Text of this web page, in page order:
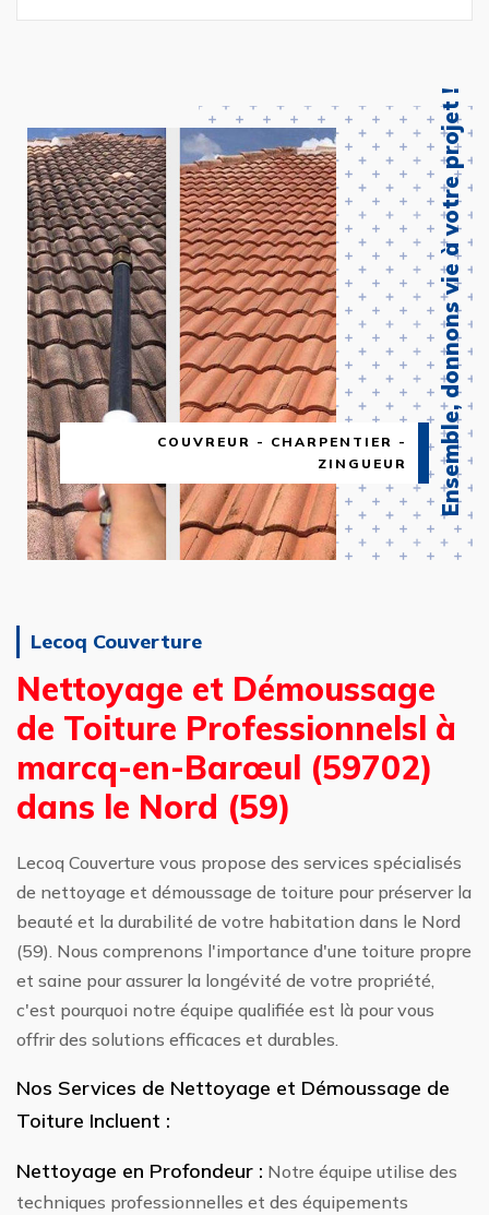
COUVREUR - CHARPENTIER -
ZINGUEUR
Ensemble, donnons vie à votre projet !
Lecoq Couverture
Nettoyage et Démoussage
de Toiture Professionnelsl à
marcq-en-Barœul (59702)
dans le Nord (59)
Lecoq Couverture vous propose des services spécialisés
de nettoyage et démoussage de toiture pour préserver la
beauté et la durabilité de votre habitation dans le Nord
(59). Nous comprenons l'importance d'une toiture propre
et saine pour assurer la longévité de votre propriété,
c'est pourquoi notre équipe qualifiée est là pour vous
offrir des solutions efficaces et durables.
Nos Services de Nettoyage et Démoussage de
Toiture Incluent :
Nettoyage en Profondeur : Notre équipe utilise des
techniques professionnelles et des équipements